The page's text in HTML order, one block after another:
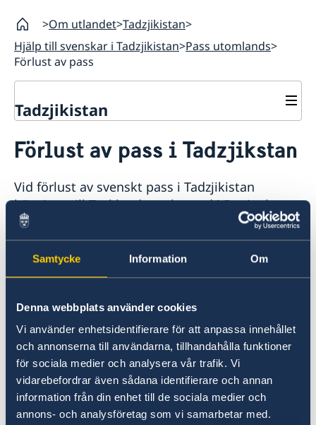
Samtycke Information Om
Denna webbplats använder cookies
Vi använder enhetsidentifierare för att anpassa innehållet
och annonserna till användarna, tillhandahålla funktioner
för sociala medier och analysera vår trafik. Vi
vidarebefordrar även sådana identifierare och annan
information från din enhet till de sociala medier och
annons- och analysföretag som vi samarbetar med.
Om utlandet Tadzjikistan
Hjälp till svenskar i Tadzjikistan Pass utomlands
Förlust av pass
Tadzjikistan
Hjälp till svenskar i Tadzjikistan
Pass utomlands
Samordningsnummer
Förlust av pass
Ambassadens reseinformation
Allmänna säkerhetsläget
Resa i landet
Naturförhållanden och katastrofer
In- och utresebestämmelser
Hälso- och sjukvård
Kriminalitet och personlig säkerhet
Trafiksäkerhet
Lokala lagar och sedvänjor
Svenska medborgare behöver visum
Pass och ID-kort
Om olyckan är framme
Hur kan jag bli kontaktad i en katastrofsituation
Förlust av pass i Tadzjikstan
Vid förlust av svenskt pass i Tadzjikistan
hänvisas till Tysklands ambassad i Dusjanbe.
Embassy of Germany
UI. Somoni 591/1
764064 Dushanbe
Förlust av pass
Här finns grundläggande information som
gäller för alla länder. I vissa länder gäller
dessutom ytterligare villkor. Kontakta ansvarig